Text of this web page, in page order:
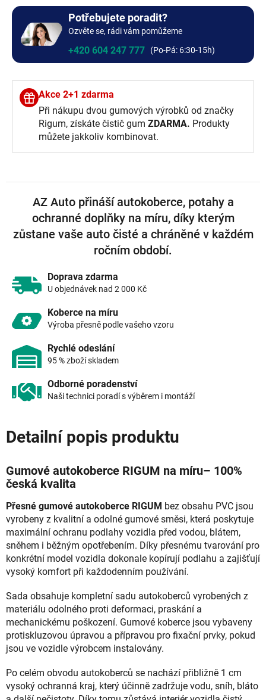
Akce 2+1 zdarma
Při nákupu dvou gumových výrobků od značky
Rigum, získáte čistič gum ZDARMA. Produkty
můžete jakkoliv kombinovat.
Potřebujete poradit?
Ozvěte se, rádi vám pomůžeme
+420 604 247 777
AZ Auto přináší autokoberce, potahy a
ochranné doplňky na míru, díky kterým
zůstane vaše auto čisté a chráněné v každém
ročním období.
Doprava zdarma
U objednávek nad 2 000 Kč
Koberce na míru
Výroba přesně podle vašeho vzoru
Rychlé odeslání
95 % zboží skladem
Odborné poradenství
Naši technici poradí s výběrem i montáží
Detailní popis produktu
Gumové autokoberce RIGUM na míru– 100%
česká kvalita
Přesné gumové autokoberce RIGUM bez obsahu PVC jsou
vyrobeny z kvalitní a odolné gumové směsi, která poskytuje
maximální ochranu podlahy vozidla před vodou, blátem,
sněhem i běžným opotřebením. Díky přesnému tvarování pro
konkrétní model vozidla dokonale kopírují podlahu a zajišťují
vysoký komfort při každodenním používání.
Sada obsahuje kompletní sadu autokoberců vyrobených z
materiálu odolného proti deformaci, praskání a
mechanickému poškození. Gumové koberce jsou vybaveny
protiskluzovou úpravou a přípravou pro fixační prvky, pokud
jsou ve vozidle výrobcem instalovány.
Po celém obvodu autokoberců se nachází přibližně 1 cm
vysoký ochranná kraj, který účinně zadržuje vodu, sníh, bláto